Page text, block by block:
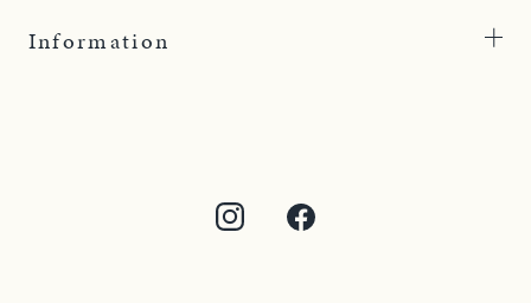
Information